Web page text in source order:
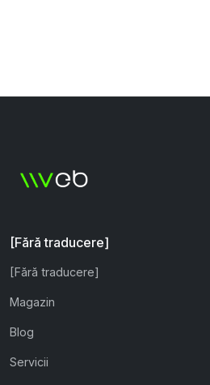
[Fără traducere]
[Fără traducere]
Magazin
Blog
Servicii